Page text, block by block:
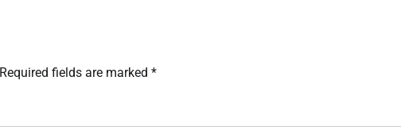
Required fields are marked *